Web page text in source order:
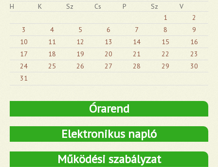
H
K Sz Cs P Sz
V
1
2
3
4 5 6 7 8
9
10
11 12 13 14 15
16
17
18 19 20 21 22
23
24
25 26 27 28 29
30
31
Órarend
Elektronikus napló
Működési szabályzat